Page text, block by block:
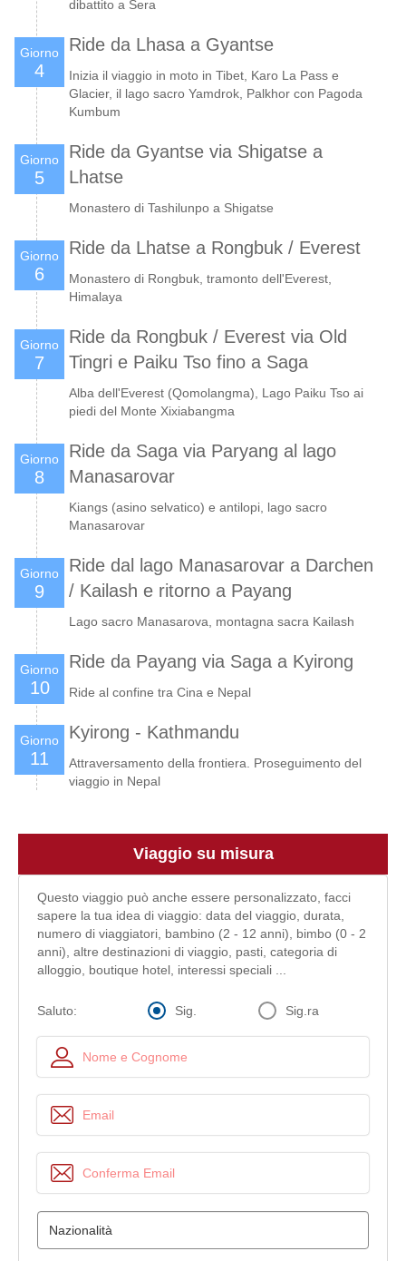
dibattito a Sera
Giorno
4
Ride da Lhasa a Gyantse
Inizia il viaggio in moto in Tibet, Karo La Pass e
Glacier, il lago sacro Yamdrok, Palkhor con Pagoda
Kumbum
Giorno
5
Ride da Gyantse via Shigatse a
Lhatse
Monastero di Tashilunpo a Shigatse
Giorno
6
Ride da Lhatse a Rongbuk / Everest
Monastero di Rongbuk, tramonto dell'Everest,
Himalaya
Giorno
7
Ride da Rongbuk / Everest via Old
Tingri e Paiku Tso fino a Saga
Alba dell'Everest (Qomolangma), Lago Paiku Tso ai
piedi del Monte Xixiabangma
Giorno
8
Ride da Saga via Paryang al lago
Manasarovar
Kiangs (asino selvatico) e antilopi, lago sacro
Manasarovar
Giorno
9
Ride dal lago Manasarovar a Darchen
/ Kailash e ritorno a Payang
Lago sacro Manasarova, montagna sacra Kailash
Giorno
10
Ride da Payang via Saga a Kyirong
Ride al confine tra Cina e Nepal
Giorno
11
Kyirong - Kathmandu
Attraversamento della frontiera. Proseguimento del
viaggio in Nepal
Viaggio su misura
Questo viaggio può anche essere personalizzato, facci
sapere la tua idea di viaggio: data del viaggio, durata,
numero di viaggiatori, bambino (2 - 12 anni), bimbo (0 - 2
anni), altre destinazioni di viaggio, pasti, categoria di
alloggio, boutique hotel, interessi speciali ...
Saluto: Sig. Sig.ra